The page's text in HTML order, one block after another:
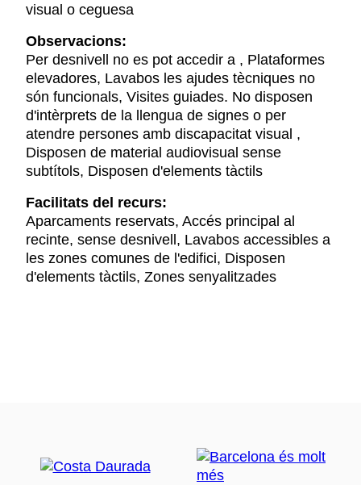
visual o ceguesa
Observacions:
Per desnivell no es pot accedir a , Plataformes
elevadores, Lavabos les ajudes tècniques no
són funcionals, Visites guiades. No disposen
d'intèrprets de la llengua de signes o per
atendre persones amb discapacitat visual ,
Disposen de material audiovisual sense
subtítols, Disposen d'elements tàctils
Facilitats del recurs:
Aparcaments reservats, Accés principal al
recinte, sense desnivell, Lavabos accessibles a
les zones comunes de l'edifici, Disposen
d'elements tàctils, Zones senyalitzades